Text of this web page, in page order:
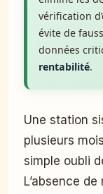
vérification
évite de
données
rentabilité.
Une station sismologique peut fausser
plusieurs
simple oubli
L’absence